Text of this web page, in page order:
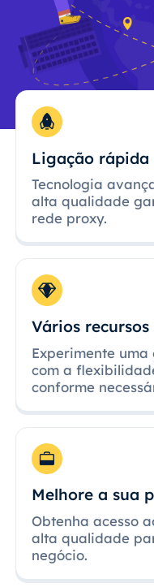
Ligação rápida
Tecnologia
alta qualidade
rede proxy.
Vários
Experimente
com a
conforme
Melhore a sua
Obtenha acesso
alta qualidade
negócio.